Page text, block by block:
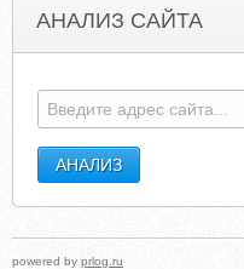
АНАЛИЗ САЙТА
powered by prlog.ru